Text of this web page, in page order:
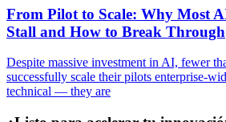
From Pilot to Scale: Why Most
Stall and How to Break Through
Despite massive investment in AI, fewer
successfully scale their pilots enterprise-
technical — they are